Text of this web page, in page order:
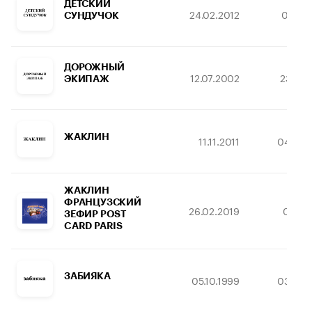
ДЕТСКИЙ
СУНДУЧОК
24.02.2012
ДОРОЖНЫЙ
ЭКИПАЖ
12.07.2002
ЖАКЛИН 11.11.2011
ЖАКЛИН
ФРАНЦУЗСКИЙ
ЗЕФИР POST
CARD PARIS
26.02.2019
ЗАБИЯКА 05.10.1999